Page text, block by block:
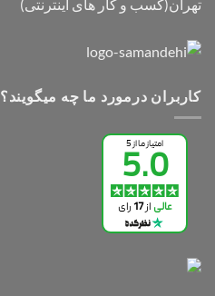
کاربران درمورد ما چه میگویند؟